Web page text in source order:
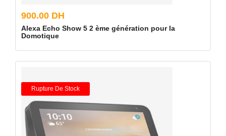
900.00 DH
Alexa Echo Show 5 2 ème génération pour la
Domotique
Rupture De Stock